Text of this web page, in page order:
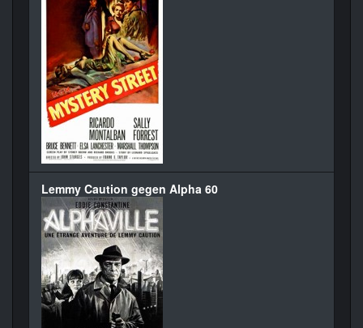
Lemmy Caution gegen Alpha 60